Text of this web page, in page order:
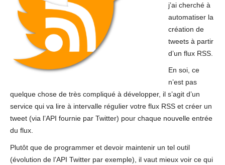
j’ai cherché à
automatiser la
création de
tweets à partir
d’un flux RSS.
En soi, ce
n’est pas
quelque chose de très compliqué à développer, il s’agit d’un
service qui va lire à intervalle régulier votre flux RSS et créer un
tweet (via l’API fournie par Twitter) pour chaque nouvelle entrée
du flux.
Plutôt que de programmer et devoir maintenir un tel outil
(évolution de l’API Twitter par exemple), il vaut mieux voir ce qui